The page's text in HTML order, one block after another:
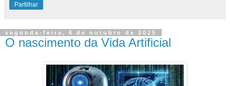
Partilhar
segunda-feira, 6 de outubro de 2025
O nascimento da Vida Artificial